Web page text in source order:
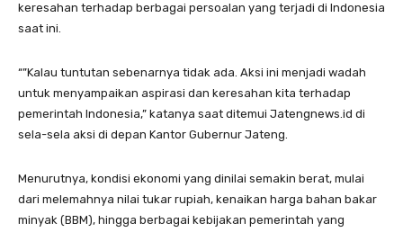
keresahan terhadap berbagai persoalan yang terjadi di Indonesia
saat ini.
“”Kalau tuntutan sebenarnya tidak ada. Aksi ini menjadi wadah
untuk menyampaikan aspirasi dan keresahan kita terhadap
pemerintah Indonesia,” katanya saat ditemui Jatengnews.id di
sela-sela aksi di depan Kantor Gubernur Jateng.
Menurutnya, kondisi ekonomi yang dinilai semakin berat, mulai
dari melemahnya nilai tukar rupiah, kenaikan harga bahan bakar
minyak (BBM), hingga berbagai kebijakan pemerintah yang